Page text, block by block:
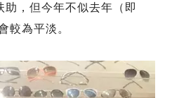
，但今年不似去年（即
較為平淡。